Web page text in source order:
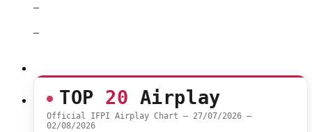
–
–
TOP 20 Airplay
Official IFPI Airplay Chart — 27/07/2026 –
02/08/2026